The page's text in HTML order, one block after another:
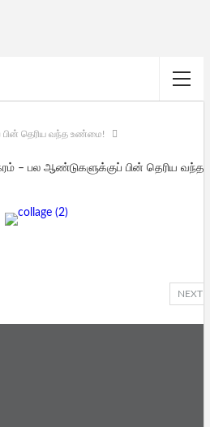
தெரிய வந்த உண்மை!
– பல ஆண்டுகளுக்குப் பின் தெரிய வந்த
NEXT